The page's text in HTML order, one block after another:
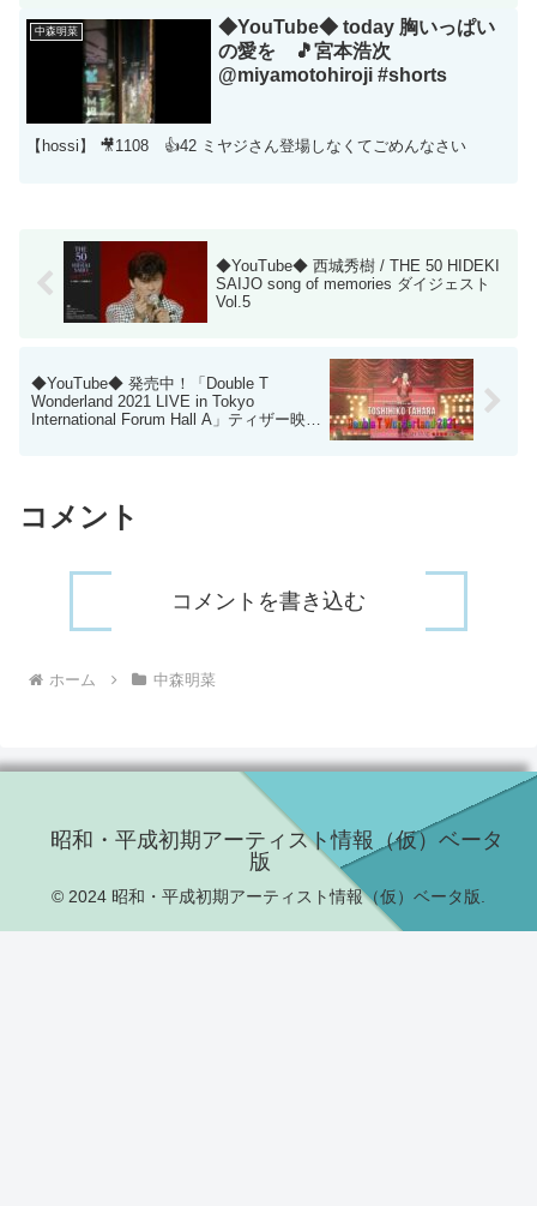
中森明菜
◆YouTube◆ today 胸いっぱい
の愛を 🎵宮本浩次
@miyamotohiroji #shorts
【hossi】 🎥1108 👍42 ミヤジさん登場しなくてごめんなさい
◆YouTube◆ 西城秀樹 / THE 50 HIDEKI
SAIJO song of memories ダイジェスト
Vol.5
◆YouTube◆ 発売中！「Double T
Wonderland 2021 LIVE in Tokyo
International Forum Hall A」ティザー映像
コメント
コメントを書き込む
ホーム 中森明菜
昭和・平成初期アーティスト情報（仮）ベータ
版
© 2024 昭和・平成初期アーティスト情報（仮）ベータ版.